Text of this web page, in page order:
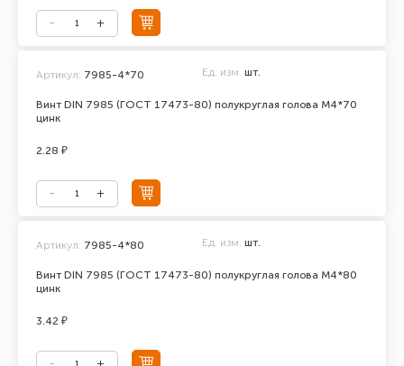
Винт DIN 7985 (ГОСТ 17473-80) полукруглая голова М4*70
цинк
Артикул: 7985-4*70 Ед. изм. шт.
2.28 ₽
Винт DIN 7985 (ГОСТ 17473-80) полукруглая голова М4*80
цинк
Артикул: 7985-4*80 Ед. изм. шт.
3.42 ₽